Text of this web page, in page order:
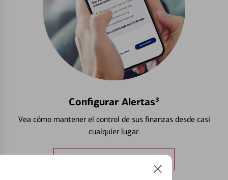
Configurar Alertas³
Vea cómo mantener el control de sus finanzas desde casi
cualquier lugar.